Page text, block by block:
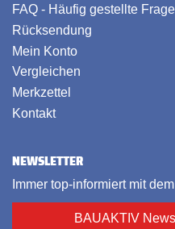
FAQ - Häufig gestellte
Rücksendung
Mein Konto
Vergleichen
Merkzettel
Kontakt
NEWSLETTER
Immer top-informiert mit
BAUAKTIV